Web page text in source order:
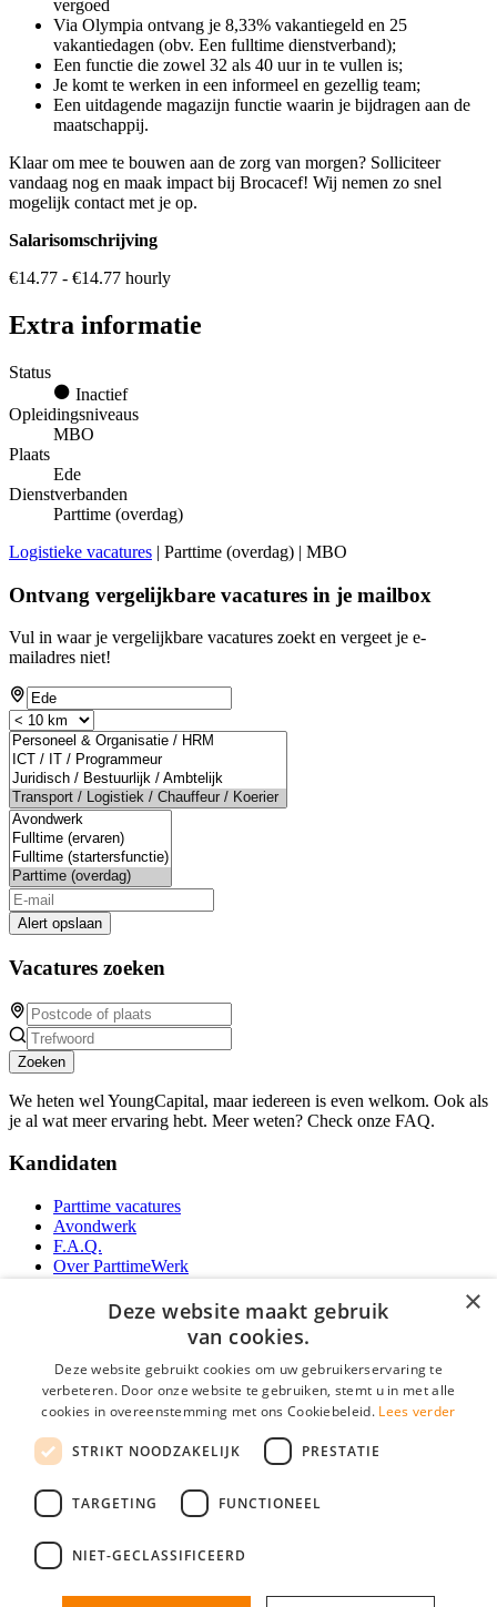
vergoed
Via Olympia ontvang je 8,33% vakantiegeld en 25
vakantiedagen (obv. Een fulltime dienstverband);
Een functie die zowel 32 als 40 uur in te vullen is;
Je komt te werken in een informeel en gezellig team;
Een uitdagende magazijn functie waarin je bijdragen aan de
maatschappij.
Klaar om mee te bouwen aan de zorg van morgen? Solliciteer
vandaag nog en maak impact bij Brocacef! Wij nemen zo snel
mogelijk contact met je op.
Salarisomschrijving
€14.77 - €14.77 hourly
Extra informatie
Status
Inactief
Opleidingsniveaus
MBO
Plaats
Ede
Dienstverbanden
Parttime (overdag)
Logistieke vacatures | Parttime (overdag) | MBO
Ontvang vergelijkbare vacatures in je mailbox
Vul in waar je vergelijkbare vacatures zoekt en vergeet je e-
mailadres niet!
Alert opslaan
Vacatures zoeken
Zoeken
We heten wel YoungCapital, maar iedereen is even welkom. Ook als
je al wat meer ervaring hebt. Meer weten? Check onze FAQ.
Kandidaten
Parttime vacatures
Avondwerk
F.A.Q.
Over ParttimeWerk
YoungCapital Android App
Parttime personeel
Vacature aanmelden
Partners
Social
×
Deze website maakt gebruik
van cookies.
Deze website gebruikt cookies om uw gebruikerservaring te
verbeteren. Door onze website te gebruiken, stemt u in met alle
cookies in overeenstemming met ons Cookiebeleid. Lees verder
STRIKT NOODZAKELIJK PRESTATIE
TARGETING FUNCTIONEEL
NIET-GECLASSIFICEERD